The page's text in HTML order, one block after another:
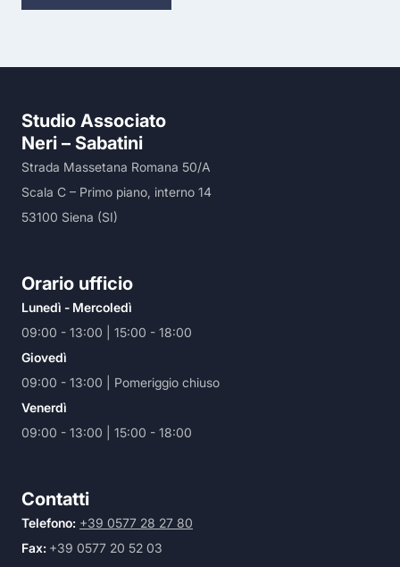
Studio Associato
Neri – Sabatini
Strada Massetana Romana 50/A
Scala C – Primo piano, interno 14
53100 Siena (SI)
Orario ufficio
Lunedì - Mercoledì
09:00 - 13:00 | 15:00 - 18:00
Giovedì
09:00 - 13:00 | Pomeriggio chiuso
Venerdì
09:00 - 13:00 | 15:00 - 18:00
Contatti
Telefono: +39 0577 28 27 80
Fax: +39 0577 20 52 03